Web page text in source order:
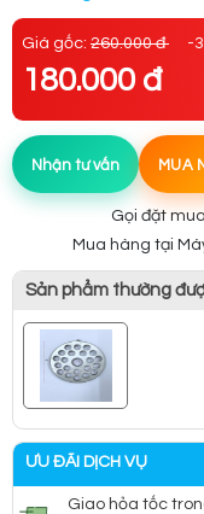
Giá gốc: 260.000 đ -
180.000 đ
Nhận tư vấn MUA
Gọi đặt
Mua hàng tại
Sản phẩm thường
ƯU ĐÃI DỊCH VỤ
Giao hỏa tốc